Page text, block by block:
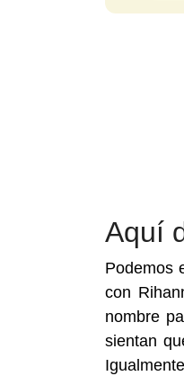
Aquí
Podemos
con
nombre
sientan